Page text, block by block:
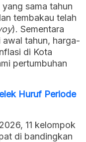
sama tahun
tembakau telah
). Sementara
tahun, harga-
di Kota
pertumbuhan
Huruf Periode
11 kelompok
di bandingkan